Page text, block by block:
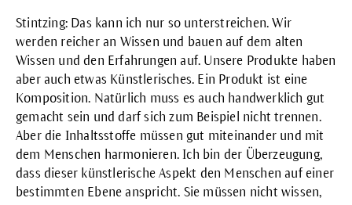
Stintzing: Das kann ich nur so unterstreichen. Wir
werden reicher an Wissen und bauen auf dem alten
Wissen und den Erfahrungen auf. Unsere Produkte haben
aber auch etwas Künstlerisches. Ein Produkt ist eine
Komposition. Natürlich muss es auch handwerklich gut
gemacht sein und darf sich zum Beispiel nicht trennen.
Aber die Inhaltsstoffe müssen gut miteinander und mit
dem Menschen harmonieren. Ich bin der Überzeugung,
dass dieser künstlerische Aspekt den Menschen auf einer
bestimmten Ebene anspricht. Sie müssen nicht wissen,